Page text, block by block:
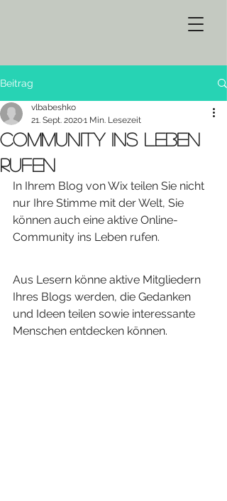
Beitrag
Community ins Leben
rufen
vlbabeshko
21. Sept. 20201 Min. Lesezeit
In Ihrem Blog von Wix teilen Sie nicht
nur Ihre Stimme mit der Welt, Sie
können auch eine aktive Online-
Community ins Leben rufen.
Aus Lesern könne aktive Mitgliedern
Ihres Blogs werden, die Gedanken
und Ideen teilen sowie interessante
Menschen entdecken können.